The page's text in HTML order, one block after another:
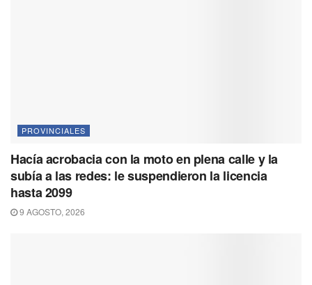
PROVINCIALES
Hacía acrobacia con la moto en plena calle y la
subía a las redes: le suspendieron la licencia
hasta 2099
9 AGOSTO, 2026